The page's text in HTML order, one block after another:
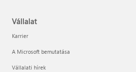
Vállalat
Karrier
A Microsoft bemutatása
Vállalati hírek